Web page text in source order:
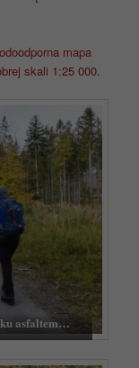
mapa
skali 1:25 000.
asfaltem…